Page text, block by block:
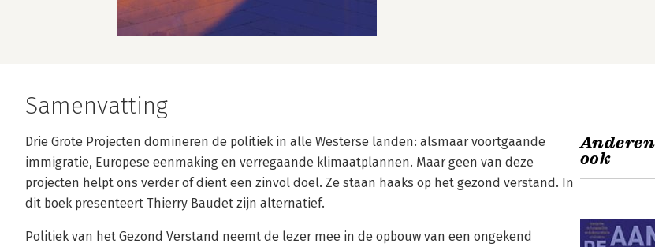
Samenvatting
Drie Grote Projecten domineren de politiek in alle Westerse landen: alsmaar voortgaande
immigratie, Europese eenmaking en verregaande klimaatplannen. Maar geen van deze
projecten helpt ons verder of dient een zinvol doel. Ze staan haaks op het gezond verstand. In
dit boek presenteert Thierry Baudet zijn alternatief.
Politiek van het Gezond Verstand neemt de lezer mee in de opbouw van een ongekend
ook